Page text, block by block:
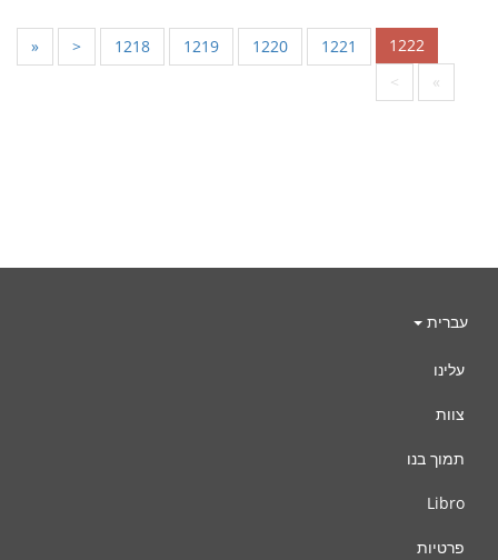
« < 1218 1219 1220 1221
1222
>
»
עברית
עלינו
צוות
תמוך בנו
Libro
פרטיות